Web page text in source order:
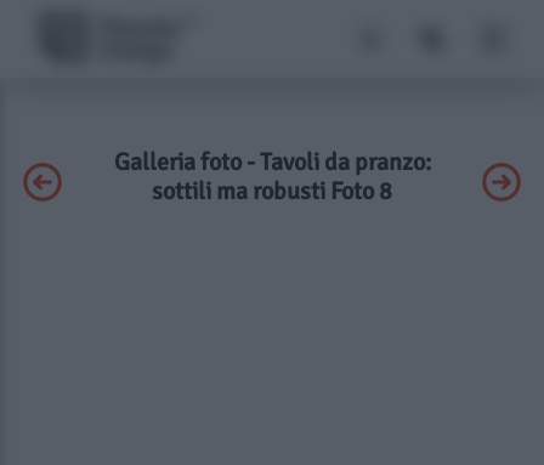
Galleria foto - Tavoli da pranzo:
sottili ma robusti Foto 8